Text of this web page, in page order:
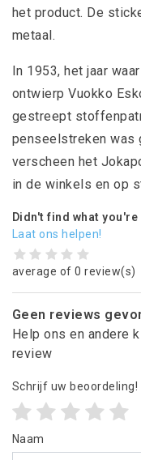
het product. De
metaal.
In 1953, het jaar
ontwierp Vuokko
gestreept
penseelstreken was
verscheen het
in de winkels en op
Didn't find what
Laat ons helpen!
average of 0 review(s)
Geen reviews
Help ons en andere
review
Schrijf uw beoordeling!
Naam